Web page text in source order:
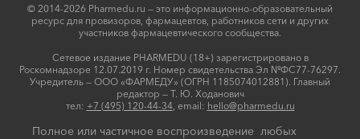
© 2014-2026 Pharmedu.ru — это информационно-образовательный
ресурс для провизоров, фармацевтов, работников сети и других
участников фармацевтического сообщества.
Сетевое издание PHARMEDU (18+) зарегистрировано в
Роскомнадзоре 12.07.2019 г. Номер свидетельства Эл №ФС77-76297.
Учредитель — ООО «ФАРМЕДУ» (ОГРН 1185074012881). Главный
редактор — Т. Ю. Ходанович
тел: +7 (495) 120-44-34, email: hello@pharmedu.ru
Полное или частичное воспроизведение любых